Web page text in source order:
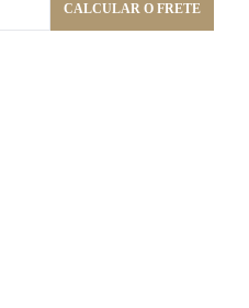
CALCULAR O FRETE